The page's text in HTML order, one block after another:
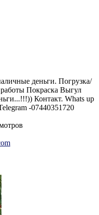
деньги. Погрузка/
Покраска Выгул
Контакт. Whats up
-07440351720